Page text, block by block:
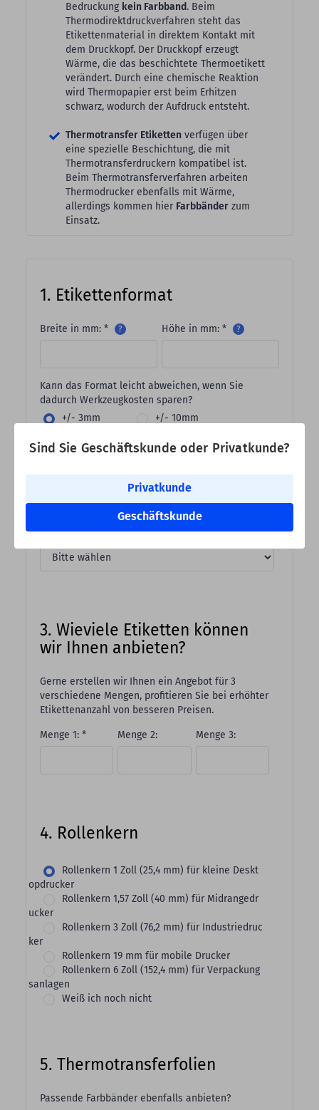
Sind Sie Geschäftskunde oder Privatkunde?
Privatkunde
Geschäftskunde
Bedruckung kein Farbband. Beim
Thermodirektdruckverfahren steht das
Etikettenmaterial in direktem Kontakt mit
dem Druckkopf. Der Druckkopf erzeugt
Wärme, die das beschichtete Thermoetikett
verändert. Durch eine chemische Reaktion
wird Thermopapier erst beim Erhitzen
schwarz, wodurch der Aufdruck entsteht.
Thermotransfer Etiketten verfügen über
eine spezielle Beschichtung, die mit
Thermotransferdruckern kompatibel ist.
Beim Thermotransferverfahren arbeiten
Thermodrucker ebenfalls mit Wärme,
allerdings kommen hier Farbbänder zum
Einsatz.
1. Etikettenformat
Breite in mm: * ? Höhe in mm: * ?
Kann das Format leicht abweichen, wenn Sie
dadurch Werkzeugkosten sparen?
+/- 3mm
+/- 10mm
2. Etikettenmaterial
Bitte wählen Sie Ihr gewünschtes Grundmaterial: *
3. Wieviele Etiketten können
wir Ihnen anbieten?
Gerne erstellen wir Ihnen ein Angebot für 3
verschiedene Mengen, profitieren Sie bei erhöhter
Etikettenanzahl von besseren Preisen.
Menge 1: * Menge 2: Menge 3:
4. Rollenkern
Rollenkern 1 Zoll (25,4 mm) für kleine Deskt
opdrucker
Rollenkern 1,57 Zoll (40 mm) für Midrangedr
ucker
Rollenkern 3 Zoll (76,2 mm) für Industriedruc
ker
Rollenkern 19 mm für mobile Drucker
Rollenkern 6 Zoll (152,4 mm) für Verpackung
sanlagen
Weiß ich noch nicht
5. Thermotransferfolien
Passende Farbbänder ebenfalls anbieten?